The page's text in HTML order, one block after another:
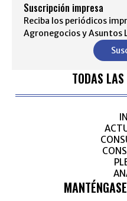
Suscripción impresa
Reciba los periódicos
Agronegocios y Asuntos
TODAS LAS